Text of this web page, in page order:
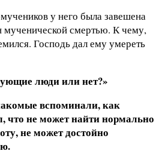
у него была завешена
мученической смертью. К чему,
Господь дал ему умереть
люди или нет?»
вспоминали, как
что не может найти нормально
не может достойно